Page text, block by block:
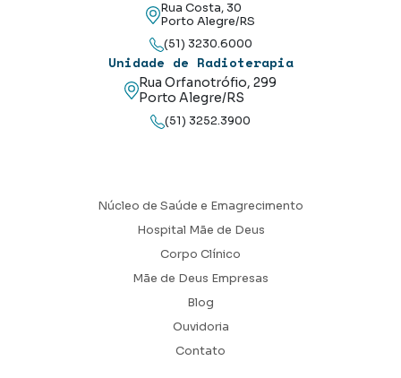
Rua Costa, 30
Porto Alegre/RS
(51) 3230.6000
Unidade de Radioterapia
Rua Orfanotrófio, 299
Porto Alegre/RS
(51) 3252.3900
Núcleo de Saúde e Emagrecimento
Hospital Mãe de Deus
Corpo Clínico
Mãe de Deus Empresas
Blog
Ouvidoria
Contato